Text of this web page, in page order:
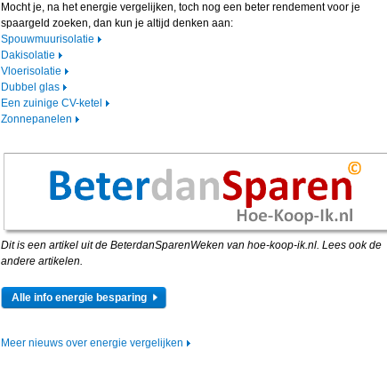
Mocht je, na het energie vergelijken, toch nog een beter rendement voor je
spaargeld zoeken, dan kun je altijd denken aan:
Spouwmuurisolatie
Dakisolatie
Vloerisolatie
Dubbel glas
Een zuinige CV-ketel
Zonnepanelen
Dit is een artikel uit de BeterdanSparenWeken van hoe-koop-ik.nl. Lees ook de
andere artikelen.
Alle info energie besparing
Meer nieuws over energie vergelijken